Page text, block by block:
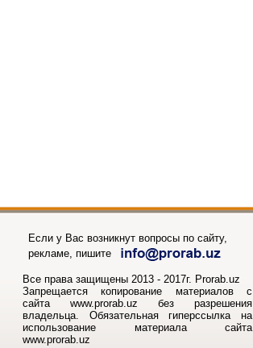
Если у Вас возникнут вопросы по сайту,
рекламе, пишите
Все права защищены 2013 - 2017г. Prorab.uz
Запрещается копирование материалов с
сайта www.prorab.uz без разрешения
владельца. Обязательная гиперссылка на
использование материала сайта
www.prorab.uz